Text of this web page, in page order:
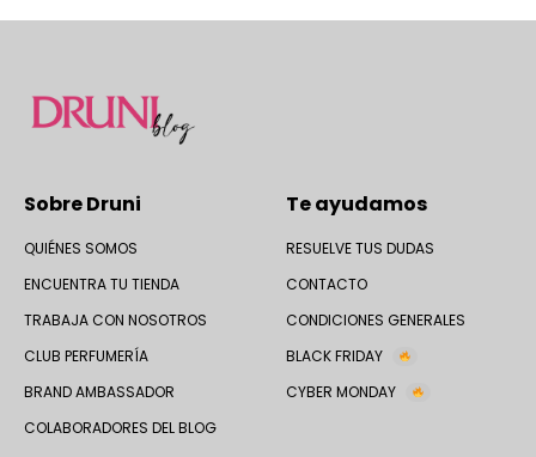
Sobre Druni
QUIÉNES SOMOS
ENCUENTRA TU TIENDA
TRABAJA CON NOSOTROS
CLUB PERFUMERÍA
BRAND AMBASSADOR
COLABORADORES DEL BLOG
Te ayudamos
RESUELVE TUS DUDAS
CONTACTO
CONDICIONES GENERALES
BLACK FRIDAY
CYBER MONDAY